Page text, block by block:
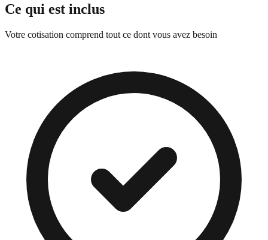
Ce qui est inclus
Votre cotisation comprend tout ce dont vous avez besoin